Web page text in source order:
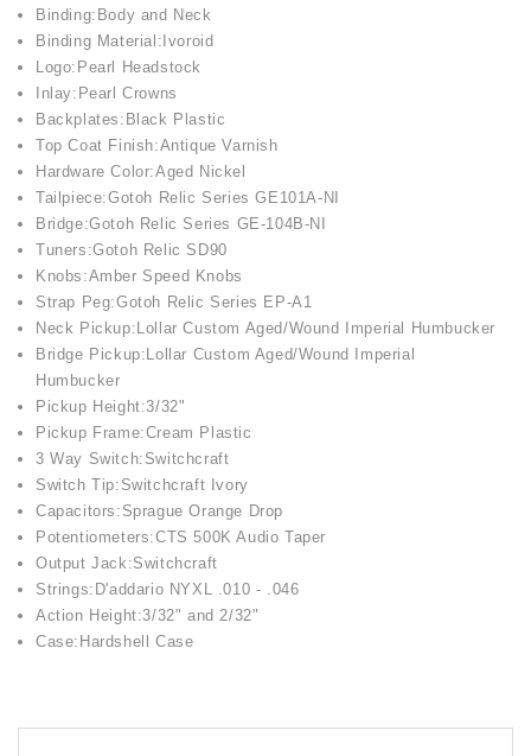
Binding:Body and Neck
Binding Material:Ivoroid
Logo:Pearl Headstock
Inlay:Pearl Crowns
Backplates:Black Plastic
Top Coat Finish:Antique Varnish
Hardware Color:Aged Nickel
Tailpiece:Gotoh Relic Series GE101A-NI
Bridge:Gotoh Relic Series GE-104B-NI
Tuners:Gotoh Relic SD90
Knobs:Amber Speed Knobs
Strap Peg:Gotoh Relic Series EP-A1
Neck Pickup:Lollar Custom Aged/Wound Imperial Humbucker
Bridge Pickup:Lollar Custom Aged/Wound Imperial
Humbucker
Pickup Height:3/32"
Pickup Frame:Cream Plastic
3 Way Switch:Switchcraft
Switch Tip:Switchcraft Ivory
Capacitors:Sprague Orange Drop
Potentiometers:CTS 500K Audio Taper
Output Jack:Switchcraft
Strings:D'addario NYXL .010 - .046
Action Height:3/32" and 2/32"
Case:Hardshell Case